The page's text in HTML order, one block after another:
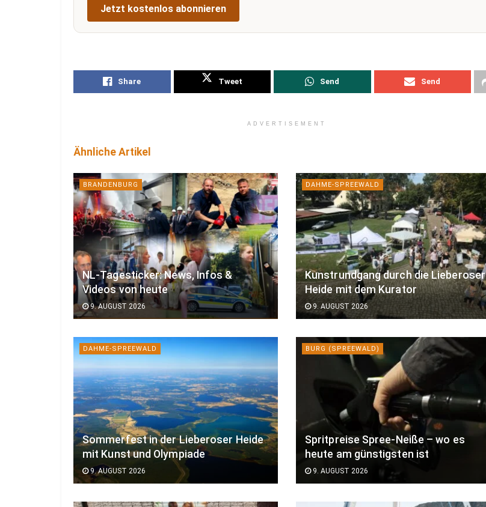
Jetzt kostenlos abonnieren
Share Tweet Send Send
ADVERTISEMENT
Ähnliche Artikel
BRANDENBURG
NL-Tagesticker: News, Infos &
Videos von heute
9. AUGUST 2026
DAHME-SPREEWALD
Kunstrundgang durch die Lieberoser
Heide mit dem Kurator
9. AUGUST 2026
DAHME-SPREEWALD
Sommerfest in der Lieberoser Heide
mit Kunst und Olympiade
9. AUGUST 2026
BURG (SPREEWALD)
Spritpreise Spree-Neiße – wo es
heute am günstigsten ist
9. AUGUST 2026